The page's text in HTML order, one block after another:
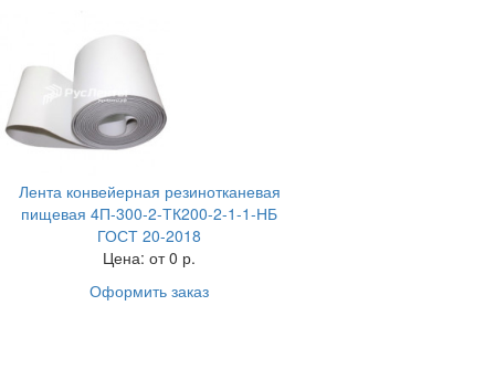
Лента конвейерная резинотканевая
пищевая 4П-300-2-ТК200-2-1-1-НБ
ГОСТ 20-2018
Цена: от 0 р.
Оформить заказ